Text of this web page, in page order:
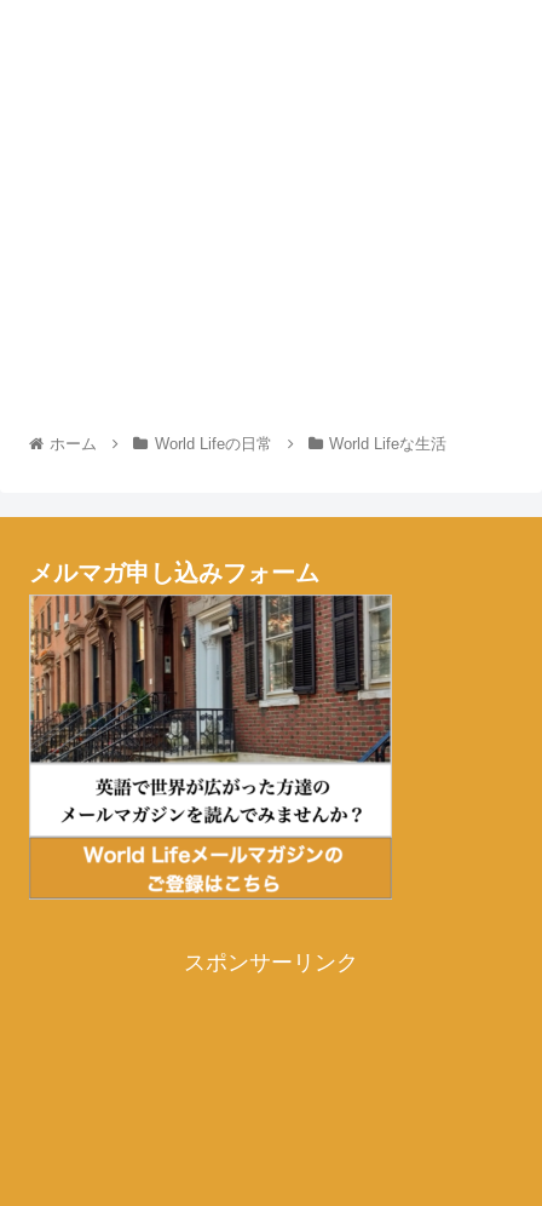
ホーム World Lifeの日常 World Lifeな生活
メルマガ申し込みフォーム
スポンサーリンク